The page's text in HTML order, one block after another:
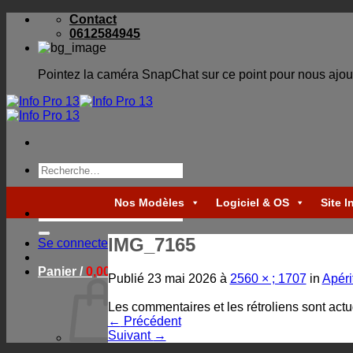
Skip
content
Contact
0612584945
Pointez la caméra SnapChat sur ce point pour nous
Recherche
pour :
pour :
Se connecter
Panier /0,00€
Nos Modèles Logiciel & OS Site
IMG_7165
Publié 23 mai 2026à 2560 × ; 1707in
Les commentaires et les rétroliens sont
← Précédent
Suivant →